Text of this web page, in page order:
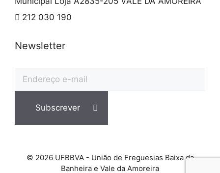
212 030 190
Newsletter
© 2026 UFBBVA - União de Freguesias Baixa da
Banheira e Vale da Amoreira